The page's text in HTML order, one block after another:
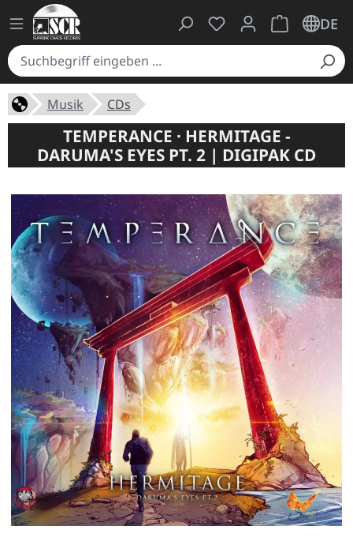
Du hast 0 Produkte
Warenkorb
DE
Musik CDs
TEMPERANCE · HERMITAGE -
DARUMA'S EYES PT. 2 | DIGIPAK CD